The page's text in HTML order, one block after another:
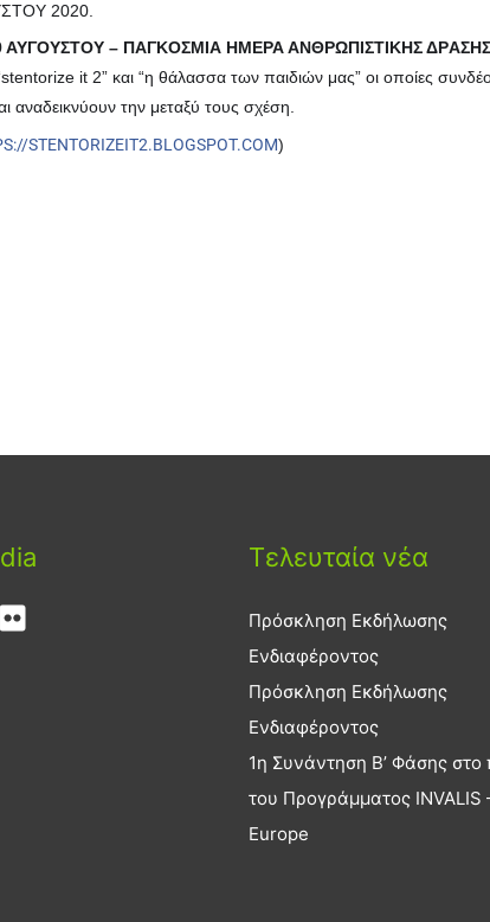
2020.
– ΠΑΓΚOΣΜΙΑ ΗΜEΡΑ ΑΝΘΡΩΠΙΣΤΙΚHΣ
it 2” και “η θάλασσα των παιδιών μας” οι οποίες
αναδεικνύουν την μεταξύ τους σχέση.
STENTORIZEIT2.BLOGSPOT.COM)
Τελευταία νέα
Πρόσκληση Εκδήλωσης
Ενδιαφέροντος
Πρόσκληση Εκδήλωσης
Ενδιαφέροντος
1η Συνάντηση Β’ Φάσης στο
του Προγράμματος INVALIS
Europe